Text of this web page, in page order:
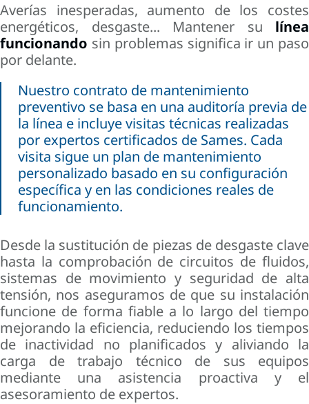
Averías inesperadas, aumento de los costes
energéticos, desgaste... Mantener su línea
funcionando sin problemas significa ir un paso
por delante.
Nuestro contrato de mantenimiento
preventivo se basa en una auditoría previa de
la línea e incluye visitas técnicas realizadas
por expertos certificados de Sames. Cada
visita sigue un plan de mantenimiento
personalizado basado en su configuración
específica y en las condiciones reales de
funcionamiento.
Desde la sustitución de piezas de desgaste clave
hasta la comprobación de circuitos de fluidos,
sistemas de movimiento y seguridad de alta
tensión, nos aseguramos de que su instalación
funcione de forma fiable a lo largo del tiempo
mejorando la eficiencia, reduciendo los tiempos
de inactividad no planificados y aliviando la
carga de trabajo técnico de sus equipos
mediante una asistencia proactiva y el
asesoramiento de expertos.